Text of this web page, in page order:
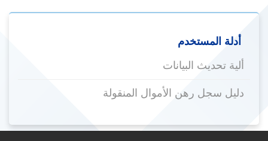
أدلة المستخدم
ألية تحديث البيانات
دليل سجل رهن الأموال المنقولة